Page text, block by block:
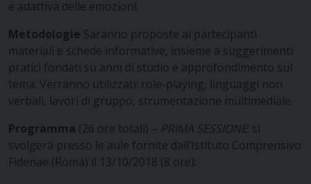
e adattiva delle emozioni.
Metodologie Saranno proposte ai partecipanti
materiali e schede informative, insieme a suggerimenti
pratici fondati su anni di studio e approfondimento sul
tema. Verranno utilizzati: role-playing, linguaggi non
verbali, lavori di gruppo, strumentazione multimediale.
Programma (26 ore totali) – PRIMA SESSIONE: si
svolgerà presso le aule fornite dall’Istituto Comprensivo
Fidenae (Roma) il 13/10/2018 (8 ore):